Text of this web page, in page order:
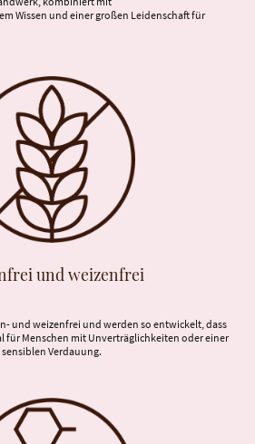
Wissen und einer großen Leidenschaft für
und weizenfrei
und weizenfrei und werden so entwickelt, dass
für Menschen mit Unverträglichkeiten oder einer
sensiblen Verdauung.